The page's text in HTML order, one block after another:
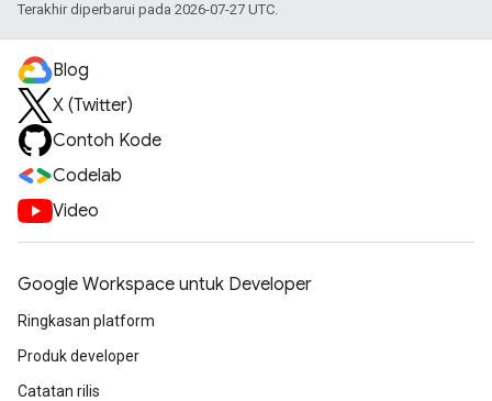
Terakhir diperbarui pada 2026-07-27 UTC.
Blog
X (Twitter)
Contoh Kode
Codelab
Video
Google Workspace untuk Developer
Ringkasan platform
Produk developer
Catatan rilis